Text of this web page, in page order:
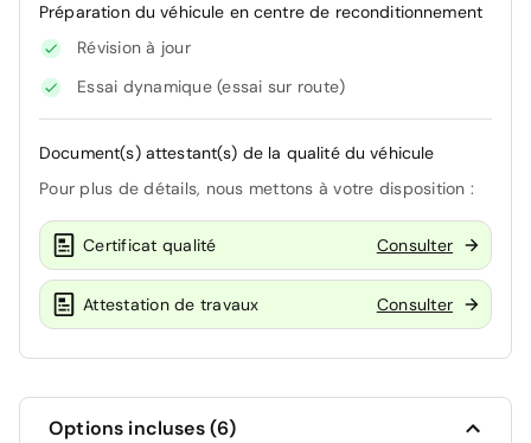
Préparation du véhicule en centre de reconditionnement
Révision à jour
Essai dynamique (essai sur route)
Document(s) attestant(s) de la qualité du véhicule
Pour plus de détails, nous mettons à votre disposition :
Certificat qualité Consulter
Attestation de travaux Consulter
Options incluses (6)